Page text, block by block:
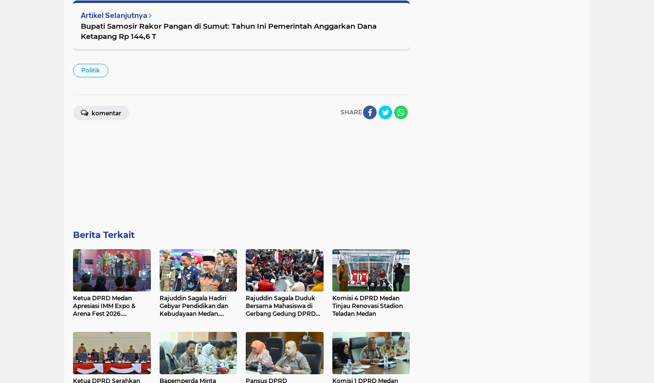
Artikel Selanjutnya
Bupati Samosir Rakor Pangan di Sumut: Tahun Ini Pemerintah Anggarkan Dana
Ketapang Rp 144,6 T
Politik
SHARE
komentar
Berita Terkait
Ketua DPRD Medan
Apresiasi IMM Expo &
Arena Fest 2026....
Rajuddin Sagala Hadiri
Gebyar Pendidikan dan
Kebudayaan Medan....
Rajuddin Sagala Duduk
Bersama Mahasiswa di
Gerbang Gedung DPRD
Komisi 4 DPRD Medan
Tinjau Renovasi Stadion
Teladan Medan
Ketua DPRD Serahkan Bapemperda Minta Pansus DPRD Komisi 1 DPRD Medan